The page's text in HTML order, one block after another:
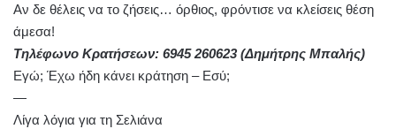
Αν δε θέλεις να το ζήσεις… όρθιος, φρόντισε να κλείσεις θέση
άμεσα!
Τηλέφωνο Κρατήσεων: 6945 260623 (Δημήτρης Μπαλής)
Εγώ; Έχω ήδη κάνει κράτηση – Εσύ;
—
Λίγα λόγια για τη Σελιάνα